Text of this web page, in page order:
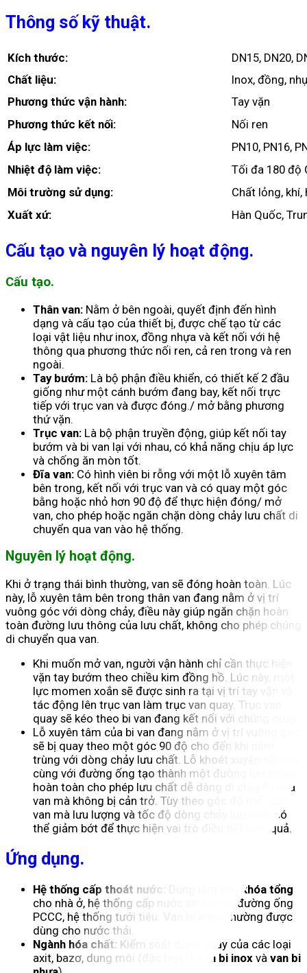
Thông số kỹ thuật.
Kích thước:
DN15, DN20,
Chất liệu:
Inox, đồng,
Phương thức vận hành:
Tay vặn
Phương thức kết nối:
Nối ren
Áp lực làm việc:
PN10, PN16,
Nhiệt độ làm việc:
Tối đa 180 độ
Môi trường sử dụng:
Chất lỏng, khí,
Xuất xứ:
Hàn Quốc,
Cấu tạo và nguyên lý hoạt động.
Cấu tạo.
Thân van: Nằm ở bên ngoài, quyết định đến hình
dạng và cấu tạo của thiết bị, được chế tạo từ các
loại vật liệu như inox, đồng nhựa và kết nối với hệ
thông qua phương thức nối ren, cả ren trong và ren
ngoài.
Tay bướm: Là bộ phận điều khiển, có thiết kế 2 đầu
giống như một cánh bướm đang bay, kết nối trực
tiếp với trục van và được đóng./ mở bằng phương
thứ vặn.
Trục van: Là bộ phận truyền động, giúp kết nối tay
bướm và bi van lại với nhau, có khả năng chịu áp lực
và chống ăn mòn tốt.
Đĩa van: Có hình viên bi rỗng với một lỗ xuyên tâm
bên trong, kết nối với trục van và có quay một góc
bằng hoặc nhỏ hơn 90 độ để thực hiện đóng/ mở
van, cho phép hoặc ngăn chặn dòng chảy lưu chất di
chuyển qua van vào hệ thống.
Nguyên lý hoạt động.
Khi ở trạng thái bình thường, van sẽ đóng hoàn toàn. Lúc
này, lỗ xuyên tâm bên trong thân van đang nằm ở vị trí
vuông góc với dòng chảy, điều này giúp ngăn chặn hoàn
toàn đường lưu thông của lưu chất, không cho phép chúng
di chuyển qua van.
Khi muốn mở van, người vận hành chỉ cần thực hiện
vặn tay bướm theo chiều kim đồng hồ. Lúc này, một
lực momen xoắn sẽ được sinh ra tại vị trí tay vặn và
tác động lên trục van làm trục van quay. Trục van
quay sẽ kéo theo bi van đang kết nối với chúng quay.
Lỗ xuyên tâm của bi van đang nằm ở vị trí vuông góc
sẽ bị quay theo một góc 90 độ cho đến khi nằm
trùng với dòng chảy lưu chất. Lỗ khoét xuyên tâm sẽ
cùng với đường ống tạo thành một đường lưu thông
hoàn toàn cho phép lưu chất dễ dàng di chuyển qua
van mà không bị cản trở. Tùy theo góc độ mở của
van mà lưu lượng và tốc độ dòng chảy lưu chất có
thể giảm bớt để thực hiện vai trò điều tiết hiệu quả.
Ứng dụng.
Hệ thống cấp thoát nước:
van khóa tổng
cho nhà ở, hệ thống cấp nước sinh hoạt, đường ống
PCCC, hệ thống tưới tiêu.
thường được
dùng cho nước thải.
Ngành hóa chất: Kiểm soát dòng chảy của các loại
axit, bazơ, dung môi (đặc biệt là
van bi inox và van bi